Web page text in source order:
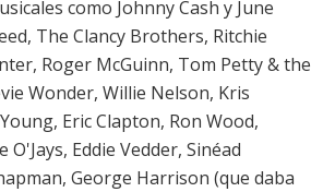
como Johnny Cash y June
The Clancy Brothers, Ritchie
Roger McGuinn, Tom Petty & the
Wonder, Willie Nelson, Kris
Eric Clapton, Ron Wood,
O'Jays, Eddie Vedder, Sinéad
George Harrison (que daba